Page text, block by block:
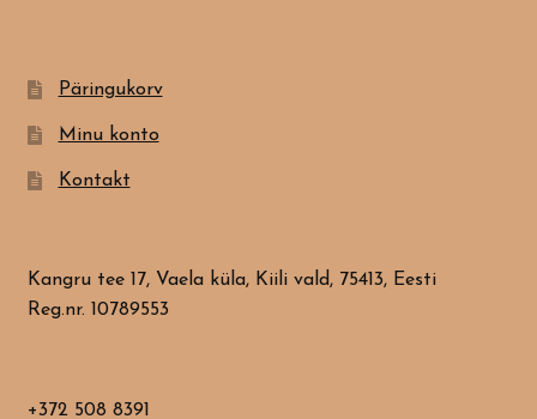
Päringukorv
Minu konto
Kontakt
Kangru tee 17, Vaela küla, Kiili vald, 75413, Eesti
Reg.nr. 10789553
+372 508 8391